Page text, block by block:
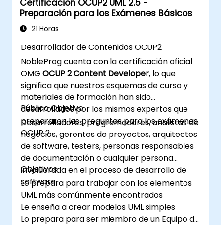
Certificación OCUP2 UML 2.5 -
Preparación para los Exámenes Básicos
21 Horas
Desarrollador de Contenidos OCUP2
NobleProg cuenta con la certificación oficial
OMGOCUP 2 Content Developer, lo que
significa que nuestros esquemas de curso y
materiales de formación han sido
desarrollados por los mismos expertos que
prepararon las preguntas para los exámenes
OCUP 2.
Público Objetivo
Desarrolladores, programadores, analistas de
negocios, gerentes de proyectos, arquitectos
de software, testers, personas responsables
de documentación o cualquier persona
involucrada en el proceso de desarrollo de
software.
Objetivos
Lo prepara para trabajar con los elementos
UML más comúnmente encontrados
Le enseña a crear modelos UML simples
Lo prepara para ser miembro de un Equipo de